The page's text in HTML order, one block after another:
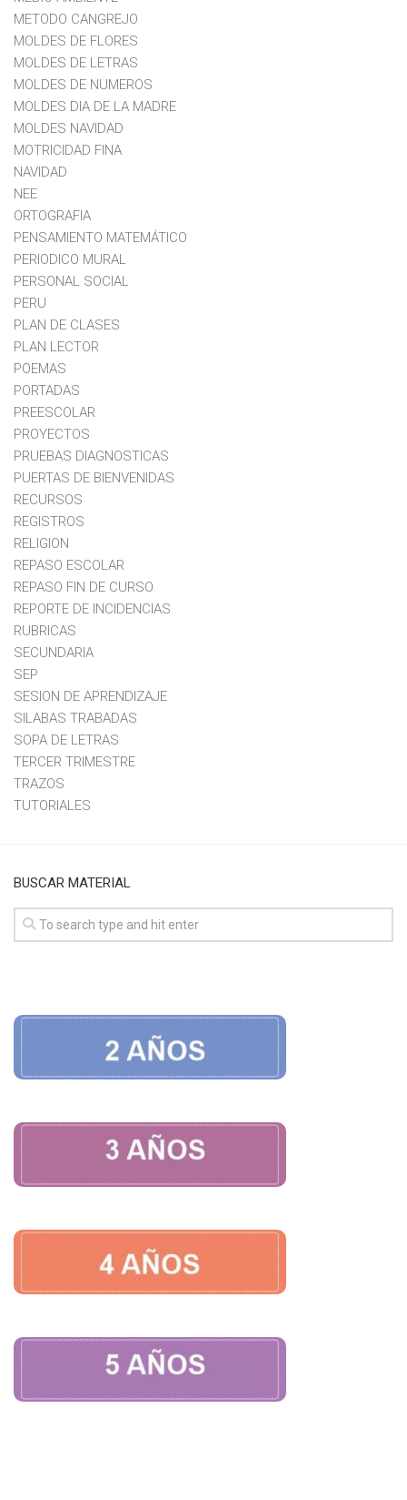
METODO CANGREJO
MOLDES DE FLORES
MOLDES DE LETRAS
MOLDES DE NUMEROS
MOLDES DIA DE LA MADRE
MOLDES NAVIDAD
MOTRICIDAD FINA
NAVIDAD
NEE
ORTOGRAFIA
PENSAMIENTO MATEMÁTICO
PERIODICO MURAL
PERSONAL SOCIAL
PERU
PLAN DE CLASES
PLAN LECTOR
POEMAS
PORTADAS
PREESCOLAR
PROYECTOS
PRUEBAS DIAGNOSTICAS
PUERTAS DE BIENVENIDAS
RECURSOS
REGISTROS
RELIGION
REPASO ESCOLAR
REPASO FIN DE CURSO
REPORTE DE INCIDENCIAS
RUBRICAS
SECUNDARIA
SEP
SESION DE APRENDIZAJE
SILABAS TRABADAS
SOPA DE LETRAS
TERCER TRIMESTRE
TRAZOS
TUTORIALES
BUSCAR MATERIAL